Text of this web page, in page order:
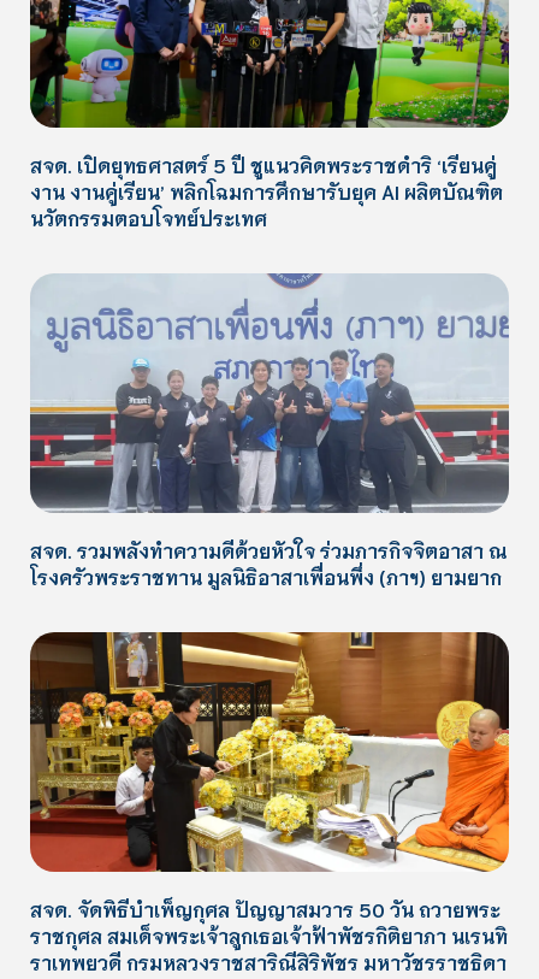
สจด. เปิดยุทธศาสตร์ 5 ปี ชูแนวคิดพระราชดำริ ‘เรียนคู่
งาน งานคู่เรียน’ พลิกโฉมการศึกษารับยุค AI ผลิตบัณฑิต
นวัตกรรมตอบโจทย์ประเทศ
สจด. รวมพลังทำความดีด้วยหัวใจ ร่วมภารกิจจิตอาสา ณ
โรงครัวพระราชทาน มูลนิธิอาสาเพื่อนพึ่ง (ภาฯ) ยามยาก
สจด. จัดพิธีบำเพ็ญกุศล ปัญญาสมวาร 50 วัน ถวายพระ
ราชกุศล สมเด็จพระเจ้าลูกเธอเจ้าฟ้าพัชรกิติยาภา นเรนทิ
ราเทพยวดี กรมหลวงราชสาริณีสิริพัชร มหาวัชรราชธิดา